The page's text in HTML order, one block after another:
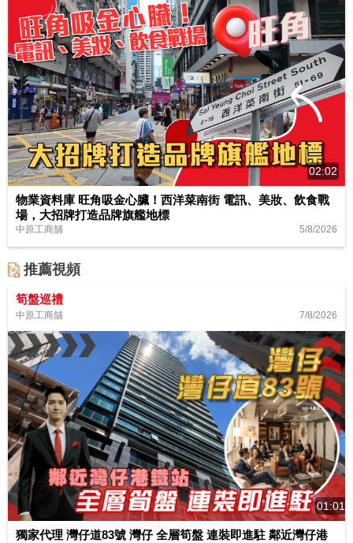
02:02
物業資料庫 旺角吸金心臟！西洋菜南街 電訊、美妝、飲食戰
場，大招牌打造品牌旗艦地標
中原工商舖 5/8/2026
推薦視頻
筍盤巡禮
中原工商舖 7/8/2026
01:01
獨家代理 灣仔道83號 灣仔 全層筍盤 連裝即進駐 鄰近灣仔港